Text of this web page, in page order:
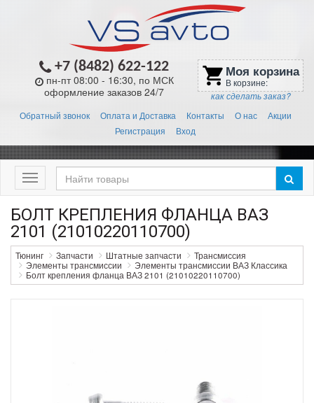
+7 (8482) 622-122
пн-пт 08:00 - 16:30, по МСК
оформление заказов 24/7
shopping_cart Моя корзина
В корзине:
как сделать заказ?
Обратный звонок Оплата и Доставка Контакты О нас
Акции
Регистрация
Вход
Меню
БОЛТ КРЕПЛЕНИЯ ФЛАНЦА ВАЗ
2101 (21010220110700)
Тюнинг Запчасти Штатные запчасти
Трансмиссия
Элементы трансмиссии
Элементы трансмиссии ВАЗ Классика
Болт крепления фланца ВАЗ 2101 (21010220110700)